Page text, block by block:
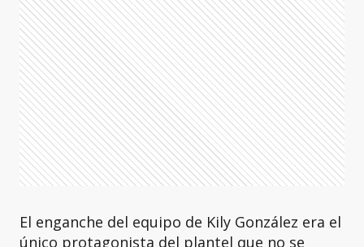
El enganche del equipo de Kily González era el
único protagonista del plantel que no se